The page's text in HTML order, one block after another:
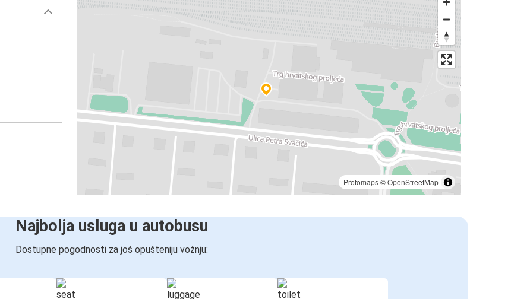
Protomaps©OpenStreetMap
Najbolja usluga u autobusu
Dostupne pogodnosti za još opušteniju vožnju: